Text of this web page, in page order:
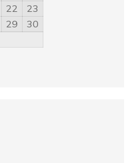
22
23
29
30